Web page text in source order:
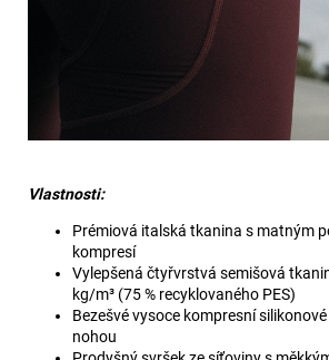
Vlastnosti:
Prémiová italská tkanina s matným
kompresí
Vylepšená čtyřvrstvá semišová
kg/m³ (75 % recyklovaného PES)
Bezešvé vysoce kompresní
nohou